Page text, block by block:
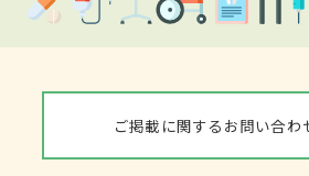
ご掲載に関するお問い合わ